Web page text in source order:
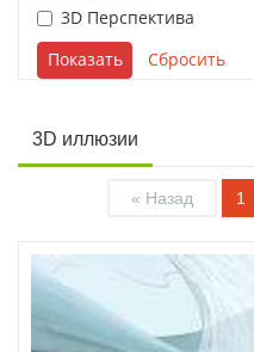
3D Перспектива
3D иллюзии
« Назад 1